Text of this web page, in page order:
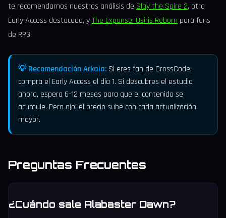
te recomendamos nuestros análisis de Slay the Spire 2, otro
Early Access destacado, yThe Expanse: Osiris Reborn para fans
de RPG.
💡 Recomendación Arkaia: Si eres fan de CrossCode,
compra el Early Access el día 1. Si descubres el estudio
ahora, espera 6-12 meses para que el contenido se
acumule. Pero ojo: el precio sube con cada actualización
mayor.
Preguntas Frecuentes
¿Cuándo sale Alabaster Dawn?